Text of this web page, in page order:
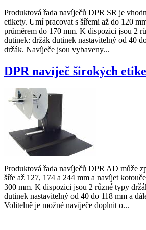
Produktová řada navíječů DPR SR je
etikety. Umí pracovat s šířemi až do 120
průměrem do 170 mm. K dispozici jsou 2
dutinek: držák dutinek nastavitelný od 40
držák. Navíječe jsou vybaveny...
DPR navíječ širokých
Produktová řada navíječů DPR AD může
šíře až 127, 174 a 244 mm a navíjet
300 mm. K dispozici jsou 2 různé typy
dutinek nastavitelný od 40 do 118 mm a
Volitelně je možné navíječe doplnit o...